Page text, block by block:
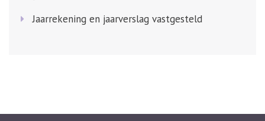
Jaarrekening en jaarverslag vastgesteld